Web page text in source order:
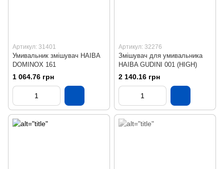
Артикул: 31401
Умивальник змішувач HAIBA
DOMINOX 161
1 064.76 грн
Артикул: 32276
Змішувач для умивальника
HAIBA GUDINI 001 (HIGH)
2 140.16 грн